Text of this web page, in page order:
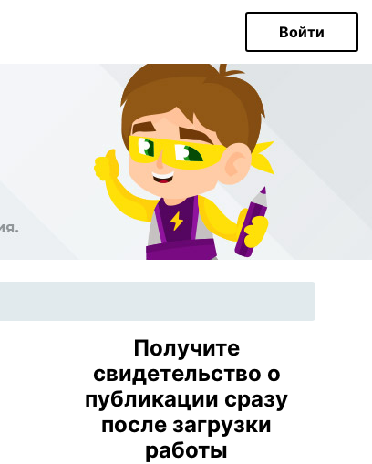
Войти
Получите
свидетельство о
публикации сразу
после загрузки
работы